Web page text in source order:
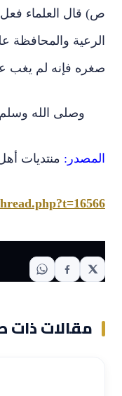
ص) قال العلماء
الرعية والمحافظة
صغره فإنه لم يغب
وصلى الله
المصدر: منتديات
مقالات ذات